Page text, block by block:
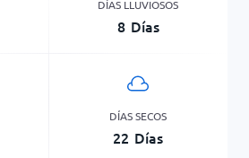
DÍAS LLUVIOSOS
8 Días
DÍAS SECOS
22 Días